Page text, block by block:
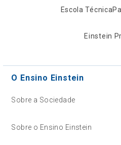
Escola Técnica
Einstein
O Ensino Einstein
Sobre a Sociedade
Sobre o Ensino Einstein